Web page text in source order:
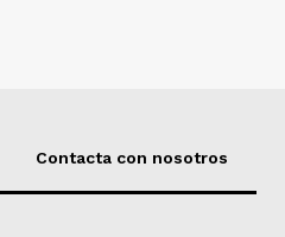
Contacta con nosotros